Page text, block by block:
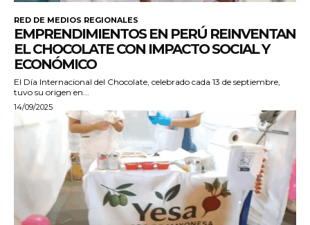
RED DE MEDIOS REGIONALES
EMPRENDIMIENTOS EN PERÚ REINVENTAN
EL CHOCOLATE CON IMPACTO SOCIAL Y
ECONÓMICO
El Día Internacional del Chocolate, celebrado cada 13 de septiembre,
tuvo su origen en...
14/09/2025